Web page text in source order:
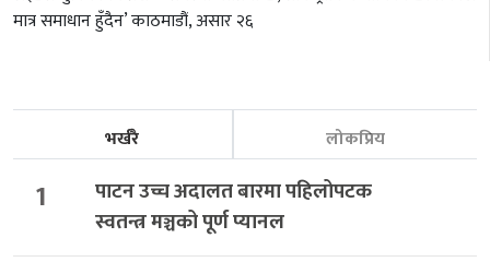
मात्र समाधान हुँदैन’ काठमाडौं, असार २६
भर्खरै लोकप्रिय
1
पाटन उच्च अदालत बारमा पहिलोपटक
स्वतन्त्र मञ्चको पूर्ण प्यानल